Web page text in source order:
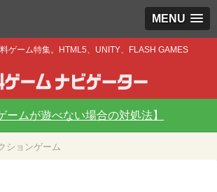
MENU
ゲーム特集。HTML5、UNITY、FLASH GAMES
ームが遊べない場合の対処法】
ションゲーム